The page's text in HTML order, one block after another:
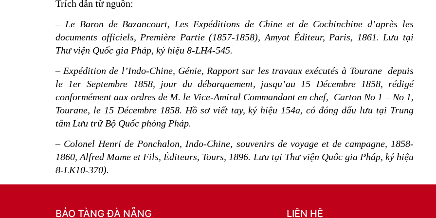
Trích dẫn từ nguồn:
– Le Baron de Bazancourt, Les Expéditions de Chine et de Cochinchine d’après les
documents officiels, Première Partie (1857-1858), Amyot Éditeur, Paris, 1861. Lưu tại
Thư viện Quốc gia Pháp, ký hiệu 8-LH4-545.
– Expédition de l’Indo-Chine, Génie, Rapport sur les travaux exécutés à Tourane depuis
le 1er Septembre 1858, jour du débarquement, jusqu’au 15 Décembre 1858, rédigé
conformément aux ordres de M. le Vice-Amiral Commandant en chef, Carton No 1 – No 1,
Tourane, le 15 Décembre 1858. Hồ sơ viết tay, ký hiệu 154a, có đóng dấu lưu tại Trung
tâm Lưu trữ Bộ Quốc phòng Pháp.
– Colonel Henri de Ponchalon, Indo-Chine, souvenirs de voyage et de campagne, 1858-
1860, Alfred Mame et Fils, Éditeurs, Tours, 1896. Lưu tại Thư viện Quốc gia Pháp, ký hiệu
8-LK10-370).
BẢO TÀNG ĐÀ NẴNG LIÊN HỆ